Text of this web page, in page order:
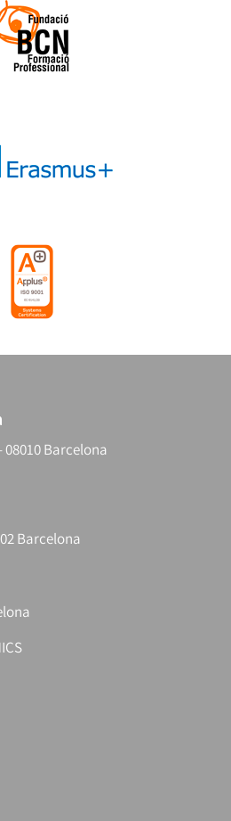
Barcelona
Barcelona